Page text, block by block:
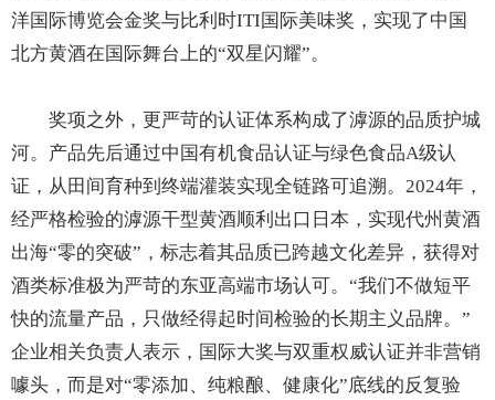
洋国际博览会金奖与比利时ITI国际美味奖，实现了中国
北方黄酒在国际舞台上的“双星闪耀”。
奖项之外，更严苛的认证体系构成了滹源的品质护城
河。产品先后通过中国有机食品认证与绿色食品A级认
证，从田间育种到终端灌装实现全链路可追溯。2024年，
经严格检验的滹源干型黄酒顺利出口日本，实现代州黄酒
出海“零的突破”，标志着其品质已跨越文化差异，获得对
酒类标准极为严苛的东亚高端市场认可。“我们不做短平
快的流量产品，只做经得起时间检验的长期主义品牌。”
企业相关负责人表示，国际大奖与双重权威认证并非营销
噱头，而是对“零添加、纯粮酿、健康化”底线的反复验